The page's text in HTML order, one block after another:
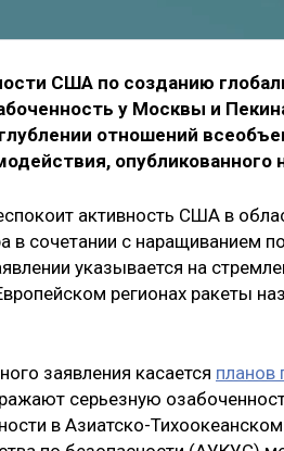
США по созданию
у Москвы и
отношений
опубликованного
активность США в
в сочетании с наращиванием
указывается на
регионах ракеты
заявления касается планов
серьезную
в Азиатско-